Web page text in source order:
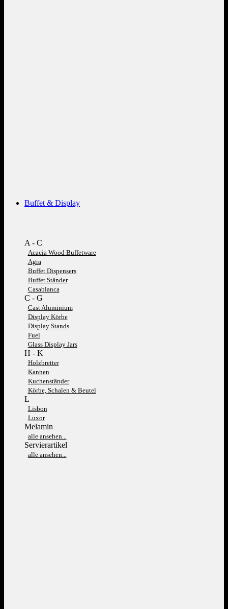
Buffet & Display
A - C
Acacia Wood Buffetware
Agra
Buffet Dispensers
Buffet Ständer
Casablanca
C - G
Cast Aluminium
Display Körbe
Display Stands
Fuel
Glass Display Jars
H - K
Holzbretter
Kannen
Kuchenständer
Körbe, Schalen & Beutel
L
Lisbon
Luxor
Melamin
alle ansehen...
Servierartikel
alle ansehen...